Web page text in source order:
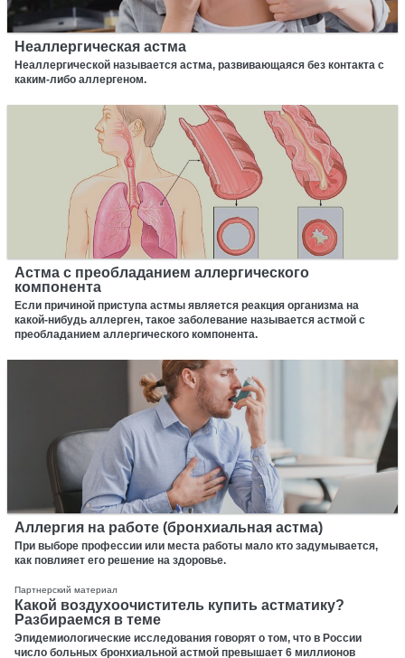
Неаллергическая астма
Неаллергической называется астма, развивающаяся без контакта с
каким-либо аллергеном.
Астма с преобладанием аллергического
компонента
Если причиной приступа астмы является реакция организма на
какой-нибудь аллерген, такое заболевание называется астмой с
преобладанием аллергического компонента.
Аллергия на работе (бронхиальная астма)
При выборе профессии или места работы мало кто задумывается,
как повлияет его решение на здоровье.
Партнерский материал
Какой воздухоочиститель купить астматику?
Разбираемся в теме
Эпидемиологические исследования говорят о том, что в России
число больных бронхиальной астмой превышает 6 миллионов